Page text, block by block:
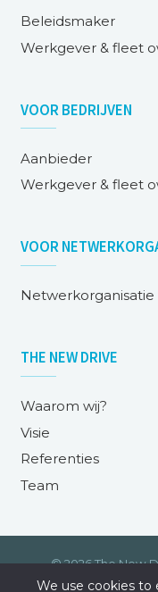
Beleidsmaker
Werkgever & fleet
VOORBEDRIJVEN
Aanbieder
Werkgever & fleet
VOOR
Netwerkorganisatie
THE NEW DRIVE
Waarom wij?
Visie
Referenties
Team
© 2026 The New
We use cookies